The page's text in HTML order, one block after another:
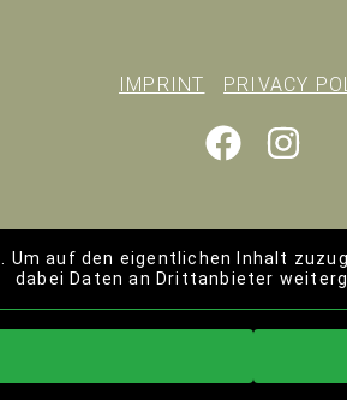
IMPRINT PRIVACY
. Um auf den eigentlichen Inhalt
dabei Daten an Drittanbieter